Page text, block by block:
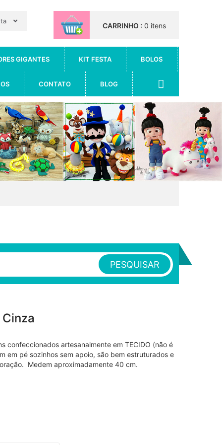
CARRINHO : 0 itens
GIGANTES KIT FESTA BOLOS
CONTATO BLOG
PESQUISAR
confeccionados artesanalmente em TECIDO (não é
em pé sozinhos sem apoio, são bem estruturados e
Medem aproximadamente 40 cm.